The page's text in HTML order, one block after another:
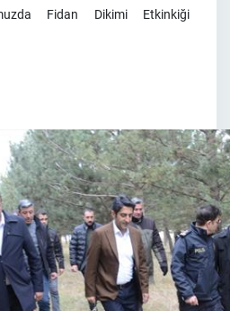
Fidan Dikimi Etkinkiği